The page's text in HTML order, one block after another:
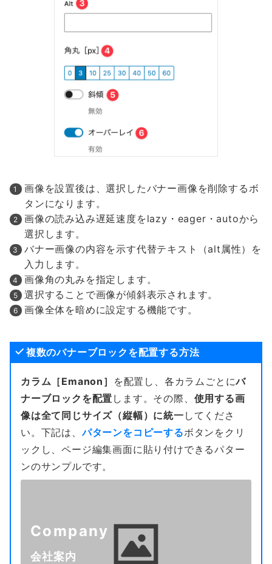
画像を設置後は、選択したバナー画像を削除するボ
タンになります。
画像の読み込み遅延速度をlazy・eager・autoから
選択します。
バナー画像の内容を示す代替テキスト（alt属性）を
入力します。
画像角の丸みを指定します。
選択することで画像が傾斜表示されます。
画像全体を暗めに設定する機能です。
複数のバナーブロックを配置する方法
カラム［Emanon］ を配置し、各カラムごとにバ
ナーブロックを配置 します。その際、 使用する画
像は全て同じサイズ（縦幅）に統一 してくださ
い。下記は、パターンをコピーするボタンをクリ
ックし、ページ編集画面に貼り付けできるパター
ンのサンプルです。
Company
会社案内